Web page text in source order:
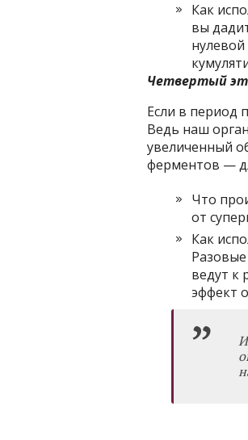
Как
вы
Четвертый
Если в период
Ведь наш
увеличенный
ферментов —
Что
от
Как
ведут к
эффект